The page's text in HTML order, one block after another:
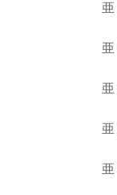
亜
亜
亜
亜
亜